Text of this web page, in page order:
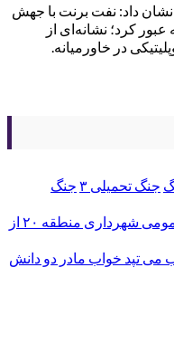
داد: نفت برنت با جهش
در هر بشکه عبور کرد؛ نشانه‌ای از
در خاورمیانه.
جنگ تحمیلی ۳
جنگ
روایت متفاوت مدیر روابط عمومی شهرداری منطقه ۲۰ از
می تپد خواب مادر دو دانش